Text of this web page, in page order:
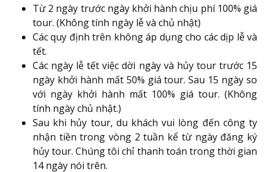
Từ 2 ngày trước ngày khởi hành chịu phí 100% giá
tour. (Không tính ngày lễ và chủ nhật)
Các quy định trên không áp dụng cho các dịp lễ và
tết.
Các ngày lễ tết việc dời ngày và hủy tour trước 15
ngày khởi hành mất 50% giá tour. Sau 15 ngày so
với ngày khởi hành mất 100% giá tour. (Không
tính ngày chủ nhật.)
Sau khi hủy tour, du khách vui lòng đến công ty
nhận tiền trong vòng 2 tuần kể từ ngày đăng ký
hủy tour. Chúng tôi chỉ thanh toán trong thời gian
14 ngày nói trên.